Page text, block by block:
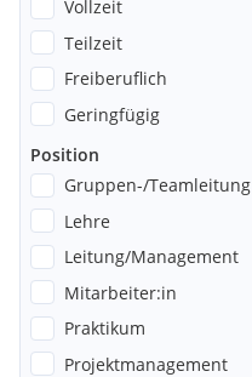
Vollzeit
Teilzeit
Freiberuflich
Geringfügig
Position
Gruppen-/Teamleitung
Lehre
Leitung/Management
Mitarbeiter:in
Praktikum
Projektmanagement